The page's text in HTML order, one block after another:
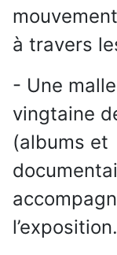
à travers
- Une malle
vingtaine
(albums et
l’exposition.